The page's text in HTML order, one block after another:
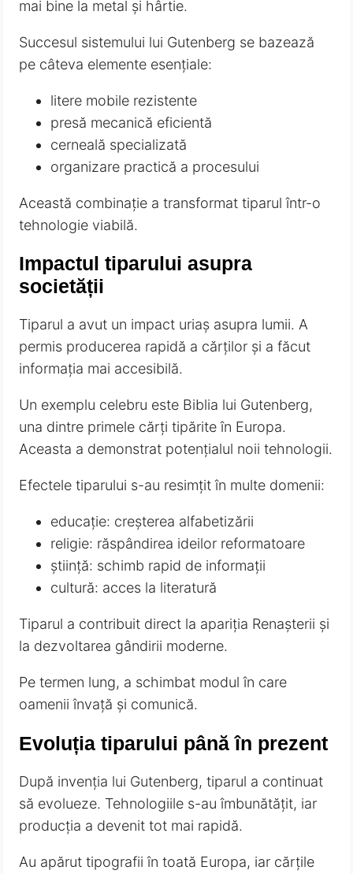
mai bine la metal și hârtie.
Succesul sistemului lui Gutenberg se bazează
pe câteva elemente esențiale:
litere mobile rezistente
presă mecanică eficientă
cerneală specializată
organizare practică a procesului
Această combinație a transformat tiparul într-o
tehnologie viabilă.
Impactul tiparului asupra
societății
Tiparul a avut un impact uriaș asupra lumii. A
permis producerea rapidă a cărților și a făcut
informația mai accesibilă.
Un exemplu celebru este Biblia lui Gutenberg,
una dintre primele cărți tipărite în Europa.
Aceasta a demonstrat potențialul noii tehnologii.
Efectele tiparului s-au resimțit în multe domenii:
educație: creșterea alfabetizării
religie: răspândirea ideilor reformatoare
știință: schimb rapid de informații
cultură: acces la literatură
Tiparul a contribuit direct la apariția Renașterii și
la dezvoltarea gândirii moderne.
Pe termen lung, a schimbat modul în care
oamenii învață și comunică.
Evoluția tiparului până în prezent
După invenția lui Gutenberg, tiparul a continuat
să evolueze. Tehnologiile s-au îmbunătățit, iar
producția a devenit tot mai rapidă.
Au apărut tipografii în toată Europa, iar cărțile